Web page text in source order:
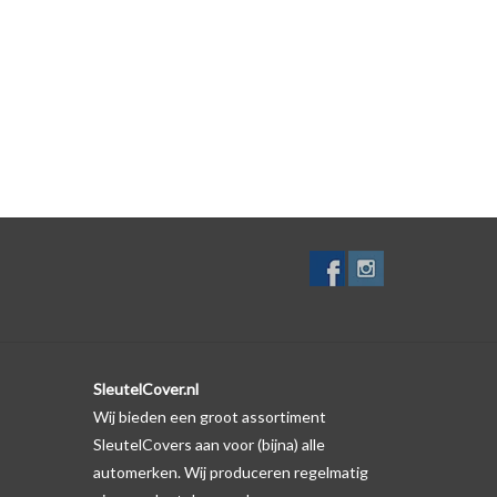
SleutelCover.nl
Wij bieden een groot assortiment
SleutelCovers aan voor (bijna) alle
automerken. Wij produceren regelmatig